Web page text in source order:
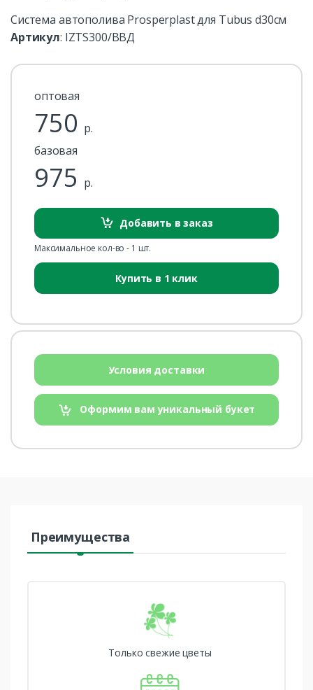
Система автополива Prosperplast для Tubus d30см
Артикул: IZTS300/ВВД
оптовая
750 р.
базовая
975 р.
Добавить в заказ
Максимальное кол-во - 1 шт.
Купить в 1 клик
Условия доставки
Оформим вам уникальный букет
Преимущества
Только свежие цветы